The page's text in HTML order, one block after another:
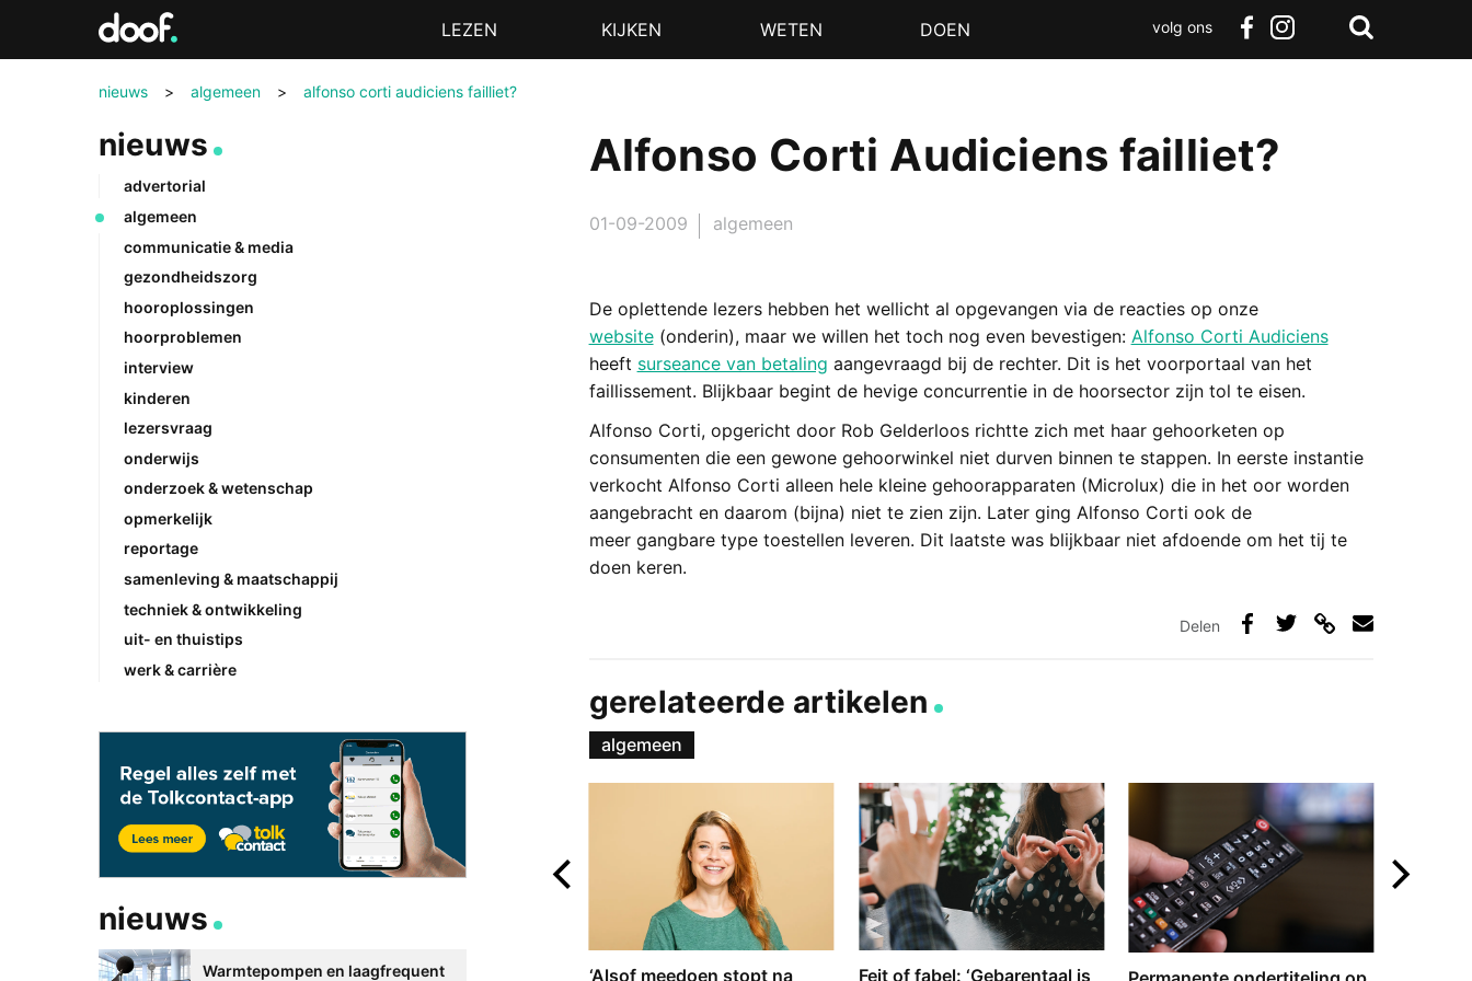
MenuLEZEN KIJKEN WETEN DOEN
volg ons
nieuws > algemeen > alfonso corti audiciens failliet?
Alfonso Corti Audiciens failliet?
01-09-2009 algemeen
De oplettende lezers hebben het wellicht al opgevangen via de reacties op onze
website(onderin), maar we willen het toch nog even bevestigen: Alfonso Corti Audiciens
heeft surseance van betaling aangevraagd bij de rechter. Dit is het voorportaal van het
faillissement. Blijkbaar begint de hevige concurrentie in de hoorsector zijn tol te eisen.
Alfonso Corti, opgericht door Rob Gelderloos richtte zich met haar gehoorketen op
consumenten die een gewone gehoorwinkel niet durven binnen te stappen. In eerste instantie
verkocht Alfonso Corti alleen hele kleine gehoorapparaten (Microlux) die in het oor worden
aangebracht en daarom (bijna) niet te zien zijn. Later ging Alfonso Corti ook de
meer gangbare type toestellen leveren. Dit laatste was blijkbaar niet afdoende om het tij te
doen keren.
Delen
gerelateerde artikelen
algemeen
Feit of fabel: ‘Gebarentaal is
Betere communicatie en
‘Alsof meedoen stopt na
nieuws
advertorial
algemeen
communicatie & media
gezondheidszorg
hooroplossingen
hoorproblemen
interview
kinderen
lezersvraag
onderwijs
onderzoek & wetenschap
opmerkelijk
reportage
samenleving & maatschappij
techniek & ontwikkeling
uit- en thuistips
werk & carrière
nieuws
Warmtepompen en laagfrequent
Doof.nl
Zoeken
Terug